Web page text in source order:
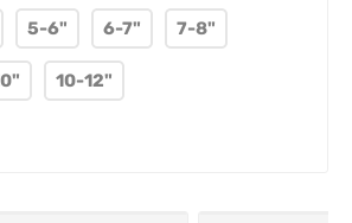
5-6" 6-7" 7-8"
10-12"